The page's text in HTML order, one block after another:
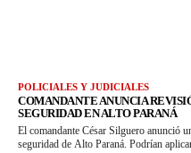
POLICIALES Y JUDICIALES
COMANDANTE ANUNCIA
SEGURIDAD EN ALTO PARANÁ
El comandante César Silguero anunció
seguridad de Alto Paraná. Podrían